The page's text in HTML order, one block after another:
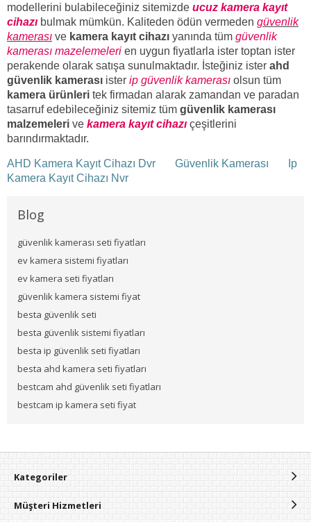
modellerini bulabileceğiniz sitemizde ucuz kamera kayıt
cihazı bulmak mümkün. Kaliteden ödün vermeden güvenlik
kamerası ve kamera kayıt cihazı yanında tüm güvenlik
kamerası mazelemeleri en uygun fiyatlarla ister toptan ister
perakende olarak satışa sunulmaktadır. İsteğiniz ister ahd
güvenlik kamerası ister ip güvenlik kamerası olsun tüm
kamera ürünleri tek firmadan alarak zamandan ve paradan
tasarruf edebileceğiniz sitemiz tüm güvenlik kamerası
malzemeleri ve kamera kayıt cihazı çeşitlerini
barındırmaktadır.
AHD Kamera Kayıt Cihazı Dvr Güvenlik Kamerası
Ip
Kamera Kayıt Cihazı Nvr
Blog
güvenlik kamerası seti fiyatları
ev kamera sistemi fiyatları
ev kamera seti fiyatları
güvenlik kamera sistemi fiyat
besta güvenlik seti
besta güvenlik sistemi fiyatları
besta ip güvenlik seti fiyatları
besta ahd kamera seti fiyatları
bestcam ahd güvenlik seti fiyatları
bestcam ip kamera seti fiyat
Kategoriler
Müşteri Hizmetleri